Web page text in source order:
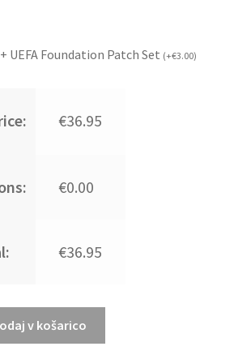
UEFA Foundation Patch Set (+€3.00)
€36.95
€0.00
€36.95
v košarico